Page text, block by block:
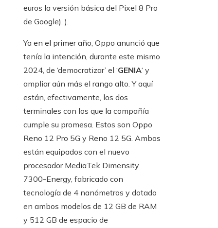
euros la versión básica del Pixel 8 Pro
de Google). ).
Ya en el primer año, Oppo anunció que
tenía la intención, durante este mismo
2024, de ‘democratizar’ el ‘GENIA‘ y
ampliar aún más el rango alto. Y aquí
están, efectivamente, los dos
terminales con los que la compañía
cumple su promesa. Estos son Oppo
Reno 12 Pro 5G y Reno 12 5G. Ambos
están equipados con el nuevo
procesador MediaTek Dimensity
7300-Energy, fabricado con
tecnología de 4 nanómetros y dotado
en ambos modelos de 12 GB de RAM
y 512 GB de espacio de